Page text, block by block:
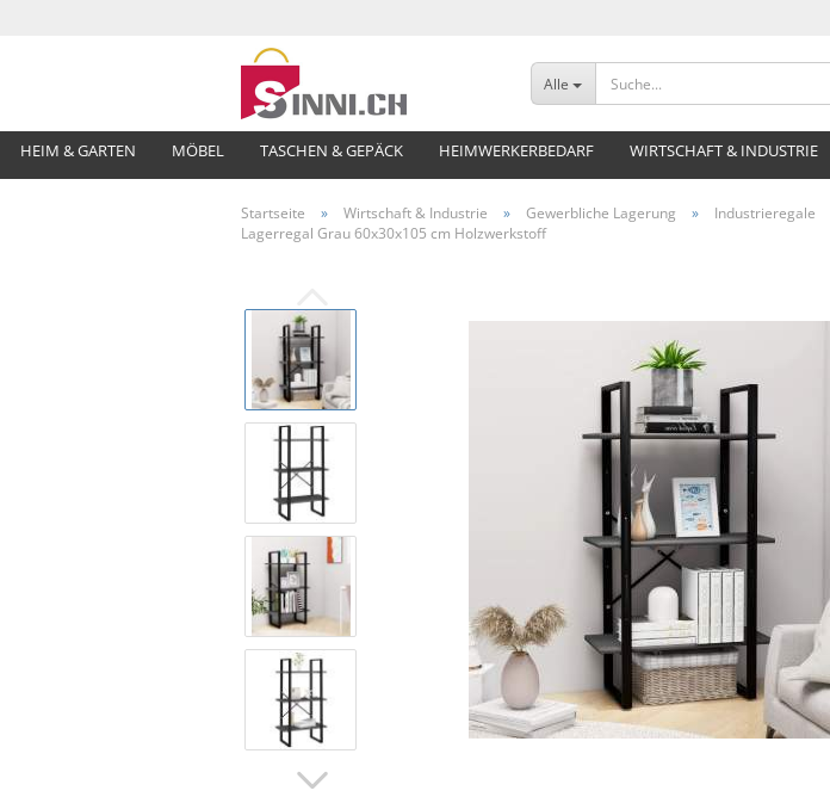
Alle
HEIM & GARTEN MÖBEL TASCHEN & GEPÄCK HEIMWERKERBEDARF WIRTSCHAFT & INDUSTRIE
Startseite » Wirtschaft & Industrie » Gewerbliche Lagerung » Industrieregale
Lagerregal Grau 60x30x105 cm Holzwerkstoff